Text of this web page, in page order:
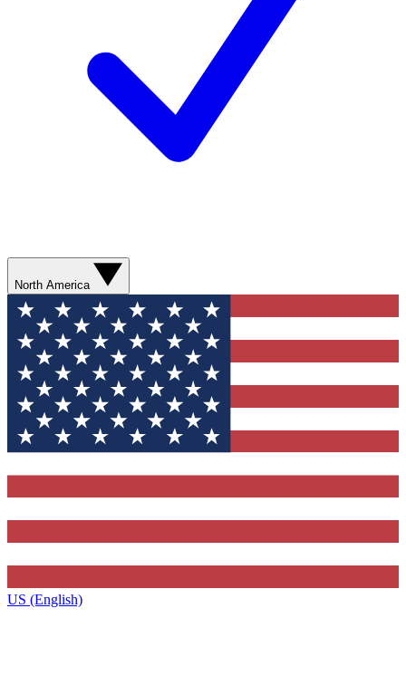
North America
US (English)